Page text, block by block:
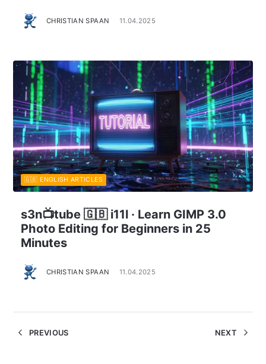
CHRISTIAN SPAAN 11.04.2025
s3n📺tube 🇬🇧 i11l · Learn GIMP 3.0
Photo Editing for Beginners in 25
Minutes
CHRISTIAN SPAAN 11.04.2025
🇬🇧 ENGLISH ARTICLES
PREVIOUS NEXT